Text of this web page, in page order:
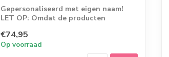
Gepersonaliseerd met eigen naam!
LET OP: Omdat de producten
€74,95
Op voorraad